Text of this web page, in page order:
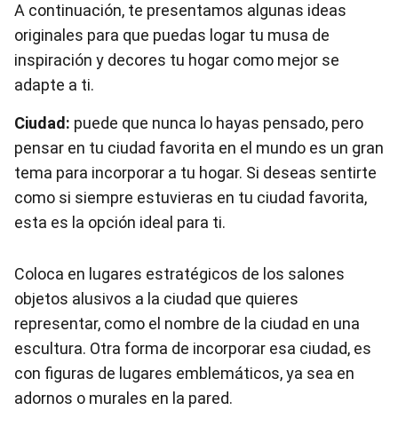
A continuación, te presentamos algunas ideas
originales para que puedas logar tu musa de
inspiración y decores tu hogar como mejor se
adapte a ti.
Ciudad: puede que nunca lo hayas pensado, pero
pensar en tu ciudad favorita en el mundo es un gran
tema para incorporar a tu hogar. Si deseas sentirte
como si siempre estuvieras en tu ciudad favorita,
esta es la opción ideal para ti.
Coloca en lugares estratégicos de los salones
objetos alusivos a la ciudad que quieres
representar, como el nombre de la ciudad en una
escultura. Otra forma de incorporar esa ciudad, es
con figuras de lugares emblemáticos, ya sea en
adornos o murales en la pared.